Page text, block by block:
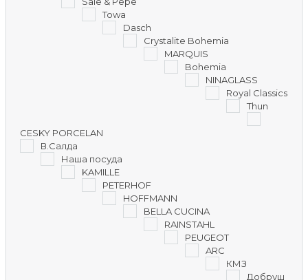
Towa
Dasch
Crystalite Bohemia
MARQUIS
Bohemia
NINAGLASS
Royal Classics
Thun
CESKY PORCELAN
В.Салда
Наша посуда
KAMILLE
PETERHOF
HOFFMANN
BELLA CUCINA
RAINSTAHL
PEUGEOT
ARC
КМЗ
Добруш